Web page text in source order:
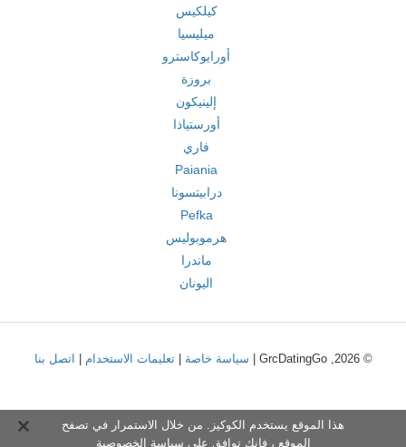
كيلكيس
ميليسيا
أورايوكاسترو
بروزة
إلينيكون
أورستياذا
فاري
Paiania
درابيتسونا
Pefka
هرموبوليس
ماندرا
اليونان
© 2026, GrcDatingGo | سياسة خاصة |تعليمات الاستخدام اتصل بنا
هذا الموقع يستخدم الكوكيز. من خلال الاستمرار في تصفح
الموقع ، فإنك توافق على سياسة الخصوصية